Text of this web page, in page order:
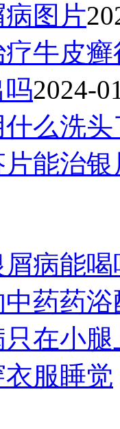
图片
牛皮
2024-
么洗头
能治
病能喝
药药浴
在小
服睡觉